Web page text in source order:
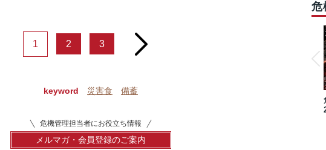
1 2 3 next
keyword 災害食 備蓄
危機管理担当者にお役立ち情報
メルマガ・会員登録のご案内
危